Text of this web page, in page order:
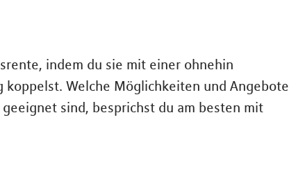
indem du sie mit einer ohnehin
Welche Möglichkeiten und Angebote
sind, besprichst du am besten mit